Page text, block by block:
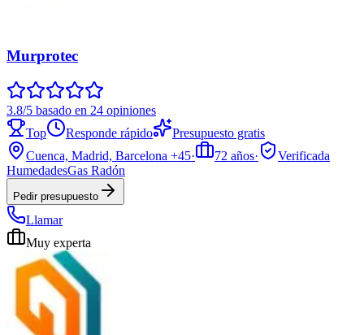
Murprotec
3.8/5 basado en 24 opiniones
Top
Responde rápido
Presupuesto gratis
Cuenca, Madrid, Barcelona +45· 72 años·
Verificada
HumedadesGas Radón
Pedir presupuesto
Llamar
Muy experta